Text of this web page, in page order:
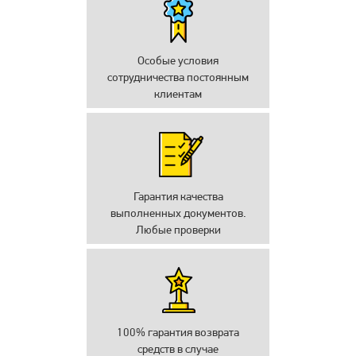
Особые условия
сотрудничества постоянным
клиентам
Гарантия качества
выполненных документов.
Любые проверки
100% гарантия возврата
средств в случае